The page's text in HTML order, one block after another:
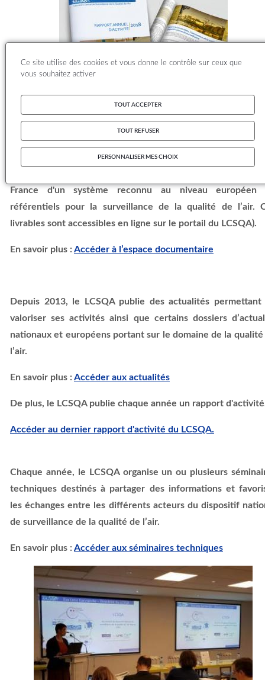
Le LCSQA assure la valorisation des données par
de livrables, dans des formats adaptés aux usagers
(guides méthodologiques, rapports techniques, rapports
France d'un système reconnu au niveau européen
référentiels pour la surveillance de la qualité de l’air.
livrables sont accessibles en ligne sur le portail du LCSQA).
En savoir plus : Accéder à l’espace documentaire
Depuis 2013, le LCSQA publie des actualités permettant
valoriser ses activités ainsi que certains dossiers
nationaux et européens portant sur le domaine de la qualité
l’air.
En savoir plus : Accéder aux actualités
De plus, le LCSQA publie chaque année un rapport
Accéder au dernier rapport d'activité du LCSQA.
Chaque année, le LCSQA organise un ou plusieurs
techniques destinés à partager des informations et
les échanges entre les différents acteurs du dispositif
de surveillance de la qualité de l’air.
En savoir plus : Accéder aux séminaires techniques
Ce site utilise des cookies et vous donne le contrôle sur ceux que
vous souhaitez activer
TOUT ACCEPTER
TOUT REFUSER
PERSONNALISER MES CHOIX